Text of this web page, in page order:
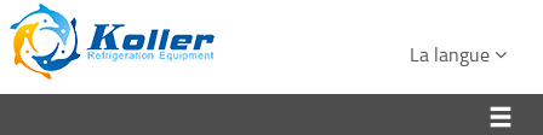
La langue